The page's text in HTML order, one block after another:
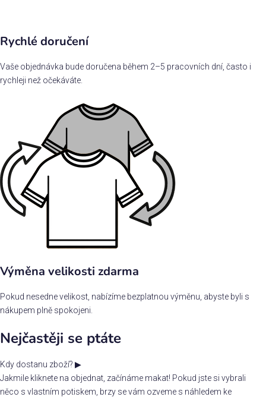
Rychlé doručení
Vaše objednávka bude doručena během 2–5 pracovních dní, často i
rychleji než očekáváte.
Výměna velikosti zdarma
Pokud nesedne velikost, nabízíme bezplatnou výměnu, abyste byli s
nákupem plně spokojeni.
Nejčastěji se ptáte
Kdy dostanu zboží? ▶
Jakmile kliknete na objednat, začínáme makat! Pokud jste si vybrali
něco s vlastním potiskem, brzy se vám ozveme s náhledem ke